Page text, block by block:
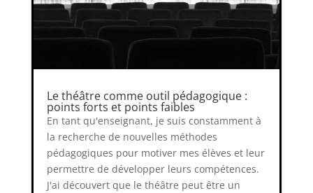
Le théâtre comme outil pédagogique :
points forts et points faibles
En tant qu'enseignant, je suis constamment à
la recherche de nouvelles méthodes
pédagogiques pour motiver mes élèves et leur
permettre de développer leurs compétences.
J'ai découvert que le théâtre peut être un